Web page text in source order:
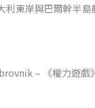
東岸與巴爾幹半島
– 《權力遊